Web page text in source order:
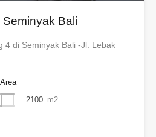
Bali
4 di Seminyak Bali -Jl. Lebak
Area
2100 m2